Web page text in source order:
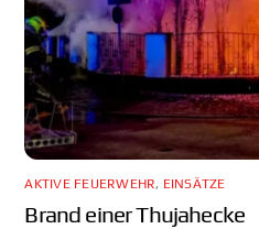
AKTIVE FEUERWEHR, EINSÄTZE
Brand einer Thujahecke